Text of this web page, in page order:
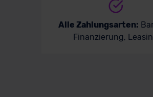
Alle Zahlungsarten:
Finanzierung,